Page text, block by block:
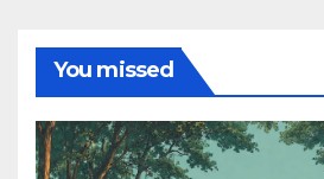
You missed